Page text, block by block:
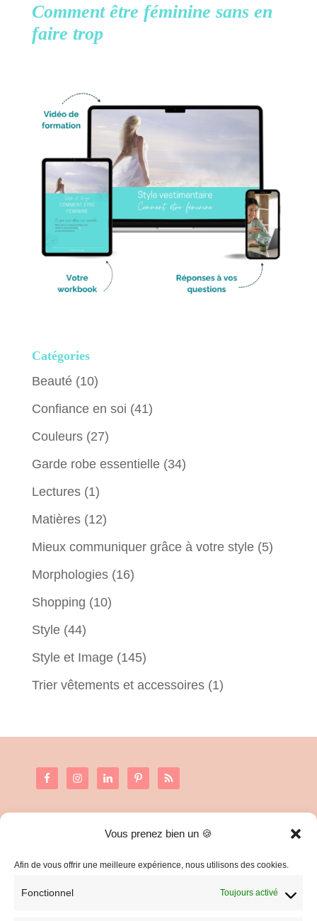
Vous prenez bien un 🍪
Afin de vous offrir une meilleure expérience, nous utilisons des cookies.
Fonctionnel Toujours activé
Comment être féminine sans en
faire trop
Catégories
Beauté(10)
Confiance en soi (41)
Couleurs(27)
Garde robe essentielle(34)
Lectures(1)
Matières(12)
Mieux communiquer grâce à votre style(5)
Morphologies(16)
Shopping (10)
Style(44)
Style et Image(145)
Trier vêtements et accessoires(1)
C.G.V. et Mentions Légales